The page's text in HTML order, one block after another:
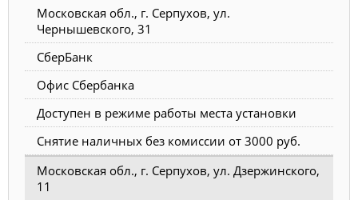
Московская обл., г. Серпухов, ул.
Чернышевского, 31
СберБанк
Офис Сбербанка
Доступен в режиме работы места установки
Снятие наличных без комиссии от 3000 руб.
Московская обл., г. Серпухов, ул. Дзержинского,
11